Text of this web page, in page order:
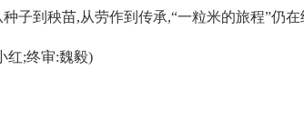
子到秧苗,从劳作到传承,“一粒米的旅程”仍在
红;终审:魏毅)